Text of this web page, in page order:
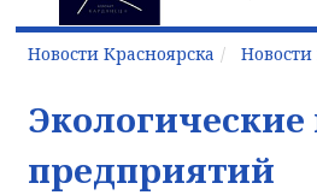
Новости Красноярска Новости
предприятий